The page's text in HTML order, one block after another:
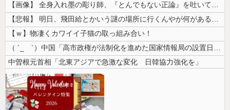
【画像】 全身入れ墨の彫り師、『とんでもない正論』を吐いて30万再生さ...
【悲報】 明日、飛田給とかいう謎の場所に行くんやが何があるんや????...
【ｗ】物凄くカワイイ子猫の取っ組み合い！
（ ´_ゝ`）中国「高市政権が法制化を進めた国家情報局の設置日が7月3...
中曽根元首相「北東アジアで急激な変化 日韓協力強化を」